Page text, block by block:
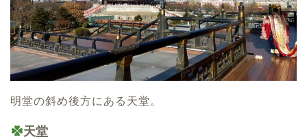
明堂の斜め後方にある天堂。
天堂